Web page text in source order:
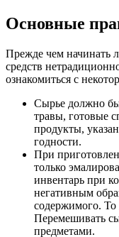
Основные
Прежде чем начинать
средств
ознакомиться с
Сырье должно
травы, готовые
продукты,
годности.
При
только
инвентарь при
негативным
содержимого. То
Перемешивать
предметами.